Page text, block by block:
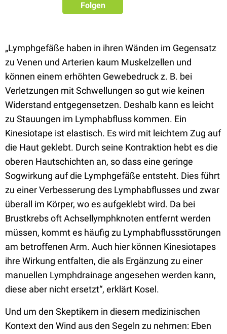
Folgen
„Lymphgefäße haben in ihren Wänden im Gegensatz
zu Venen und Arterien kaum Muskelzellen und
können einem erhöhten Gewebedruck z. B. bei
Verletzungen mit Schwellungen so gut wie keinen
Widerstand entgegensetzen. Deshalb kann es leicht
zu Stauungen im Lymphabfluss kommen. Ein
Kinesiotape ist elastisch. Es wird mit leichtem Zug auf
die Haut geklebt. Durch seine Kontraktion hebt es die
oberen Hautschichten an, so dass eine geringe
Sogwirkung auf die Lymphgefäße entsteht. Dies führt
zu einer Verbesserung des Lymphabflusses und zwar
überall im Körper, wo es aufgeklebt wird. Da bei
Brustkrebs oft Achsellymphknoten entfernt werden
müssen, kommt es häufig zu Lymphabflussstörungen
am betroffenen Arm. Auch hier können Kinesiotapes
ihre Wirkung entfalten, die als Ergänzung zu einer
manuellen Lymphdrainage angesehen werden kann,
diese aber nicht ersetzt“, erklärt Kosel.
Und um den Skeptikern in diesem medizinischen
Kontext den Wind aus den Segeln zu nehmen: Eben